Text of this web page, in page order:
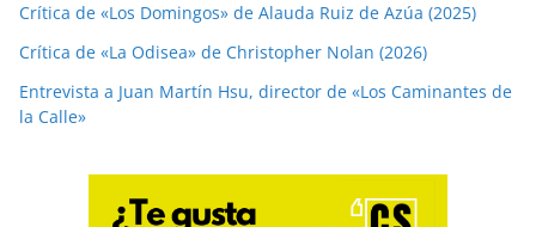
Crítica de «Los Domingos» de Alauda Ruiz de Azúa (2025)
Crítica de «La Odisea» de Christopher Nolan (2026)
Entrevista a Juan Martín Hsu, director de «Los Caminantes de
la Calle»